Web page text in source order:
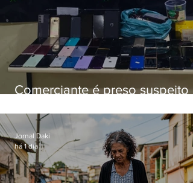
Comerciante é preso suspeito
loja
Jornal Daki
há 1 dia